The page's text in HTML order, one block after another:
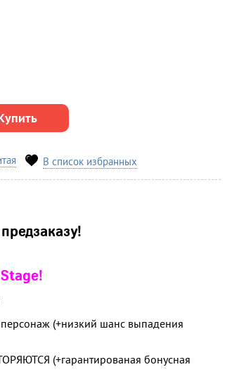
В список избранных
(+низкий шанс выпадения
(+гарантированая бонусная